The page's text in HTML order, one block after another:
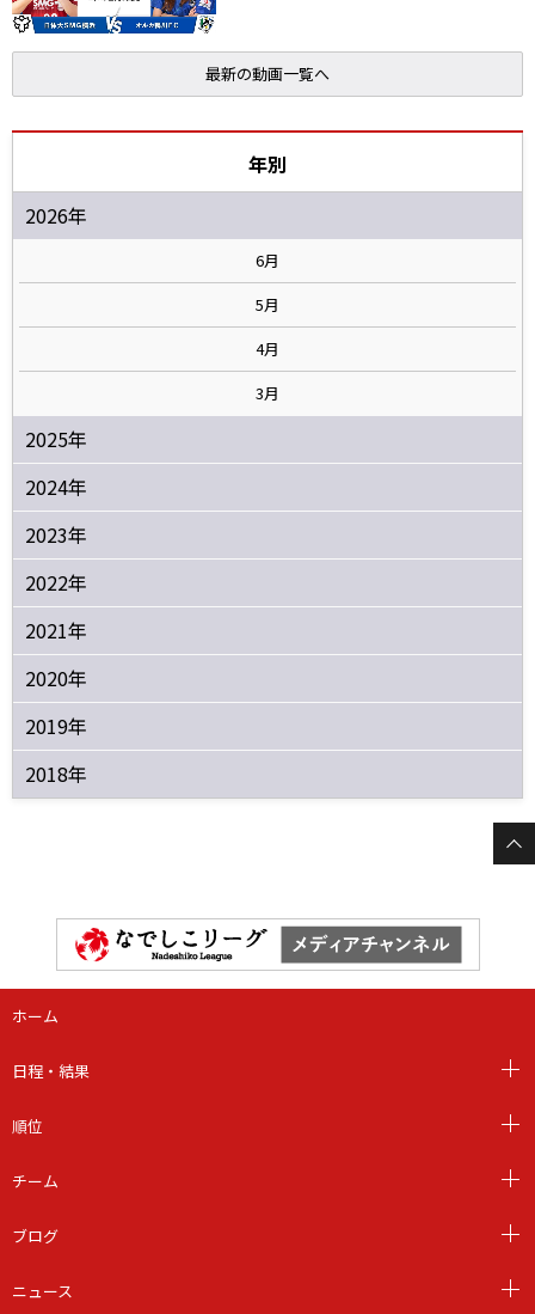
最新の動画一覧へ
年別
2026年
6月
5月
4月
3月
2025年
2024年
2023年
2022年
2021年
2020年
2019年
2018年
ホーム
日程・結果
順位
チーム
ブログ
ニュース